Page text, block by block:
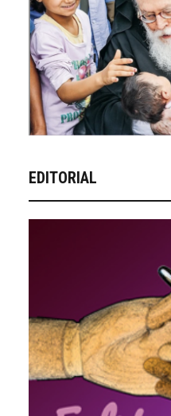
EDITORIAL